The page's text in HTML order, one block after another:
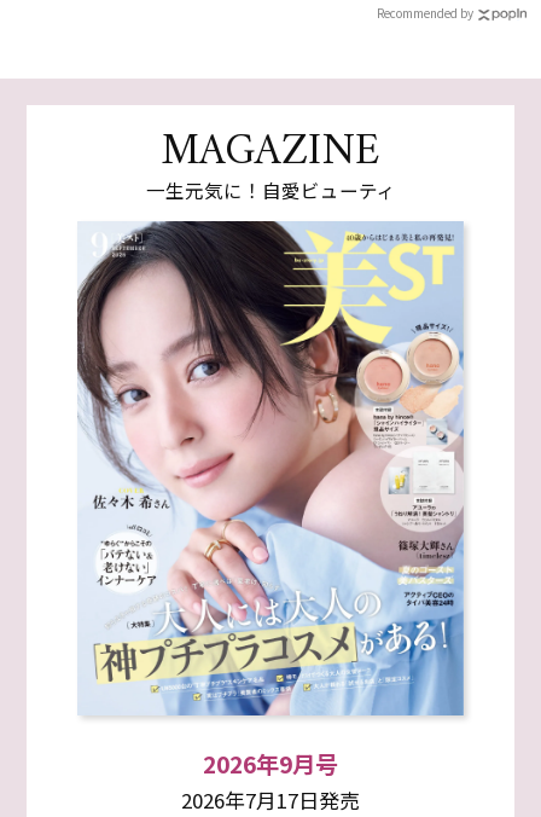
Recommended by
MAGAZINE
一生元気に！自愛ビューティ
2026年9月号
2026年7月17日発売